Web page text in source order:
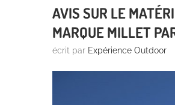
AVIS SUR LE
MARQUE MILLET
écrit par Expérience Outdoor